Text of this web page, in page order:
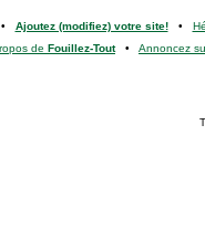
Ajoutez (modifiez) votre site!•
de Fouillez-Tout• Annoncez